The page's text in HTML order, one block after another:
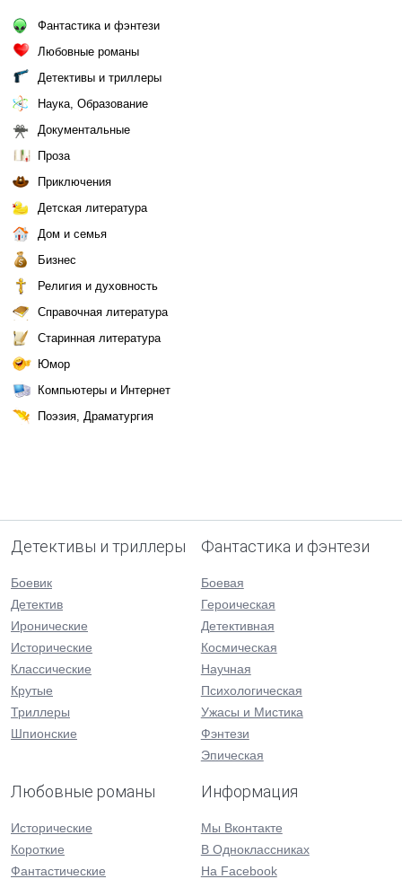
Фантастика и фэнтези
Любовные романы
Детективы и триллеры
Наука, Образование
Документальные
Проза
Приключения
Детская литература
Дом и семья
Бизнес
Религия и духовность
Справочная литература
Старинная литература
Юмор
Компьютеры и Интернет
Поэзия, Драматургия
Детективы и триллеры
Боевик
Детектив
Иронические
Исторические
Классические
Крутые
Триллеры
Шпионские
Фантастика и фэнтези
Боевая
Героическая
Детективная
Космическая
Научная
Психологическая
Ужасы и Мистика
Фэнтези
Эпическая
Любовные романы
Исторические
Короткие
Фантастические
Информация
Мы Вконтакте
В Одноклассниках
На Facebook